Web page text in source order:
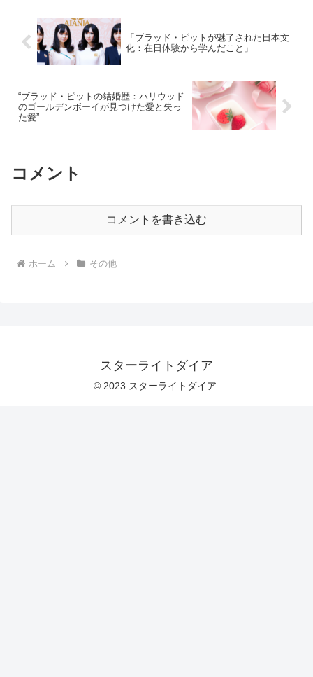
「ブラッド・ピットが魅了された日本文
化：在日体験から学んだこと」
“ブラッド・ピットの結婚歴：ハリウッド
のゴールデンボーイが見つけた愛と失っ
た愛”
コメント
コメントを書き込む
ホーム その他
スターライトダイア
© 2023 スターライトダイア.